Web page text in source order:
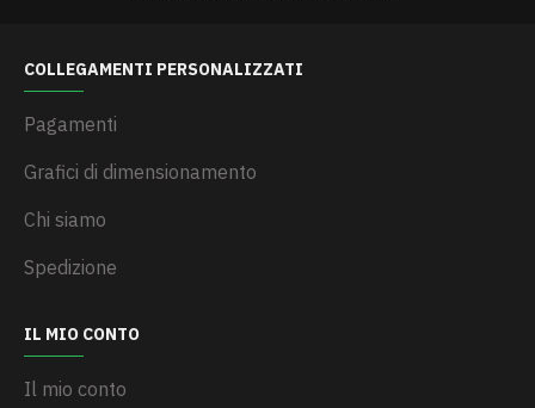
COLLEGAMENTI PERSONALIZZATI
Pagamenti
Grafici di dimensionamento
Chi siamo
Spedizione
IL MIO CONTO
Il mio conto